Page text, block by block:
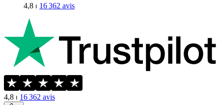
4,8 ⏐ 16 362 avis
4,8 ⏐ 16 362 avis